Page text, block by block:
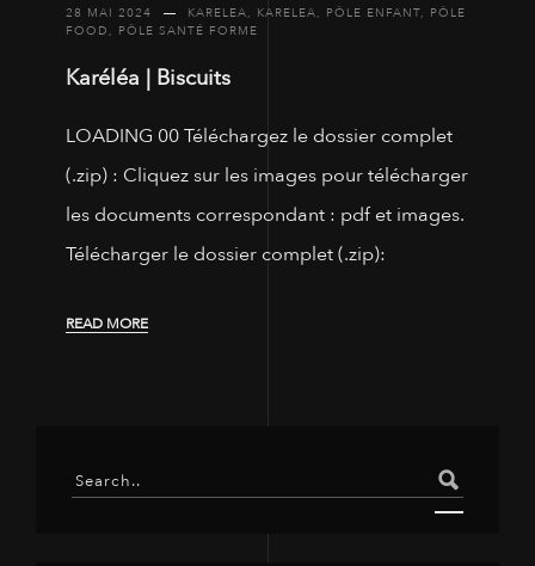
28 MAI 2024 KARELEA, KARELEA, PÔLE ENFANT, PÔLE
FOOD, PÔLE SANTÉ FORME
Karéléa | Biscuits
LOADING 00 Téléchargez le dossier complet
(.zip) : Cliquez sur les images pour télécharger
les documents correspondant : pdf et images.
Télécharger le dossier complet (.zip):
READ MORE